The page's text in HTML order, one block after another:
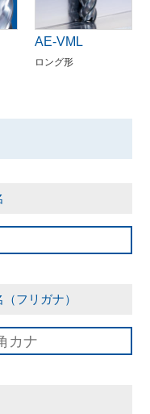
AE-VML
ロング形
（フリガナ）